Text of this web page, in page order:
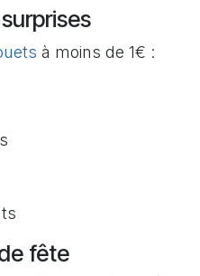
à moins de 1€ :
fête